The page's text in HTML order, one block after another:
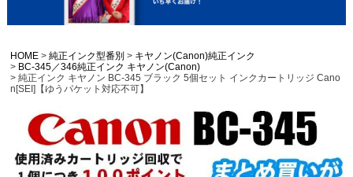
HOME 純正インク型番別
キヤノン(Canon)純正インク
BC-345／346純正インク キヤノン(Canon)
純正インク キヤノン BC-345 ブラック 5個セット インクカートリッジ Cano
n[SEI]【ゆうパケット対応不可】